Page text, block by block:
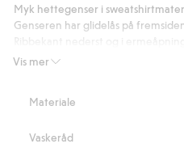
skjorte
Vis mer
Myk hettegenser i
Genseren har glidelås på
Normal passform
Materiale
Vaskeråd